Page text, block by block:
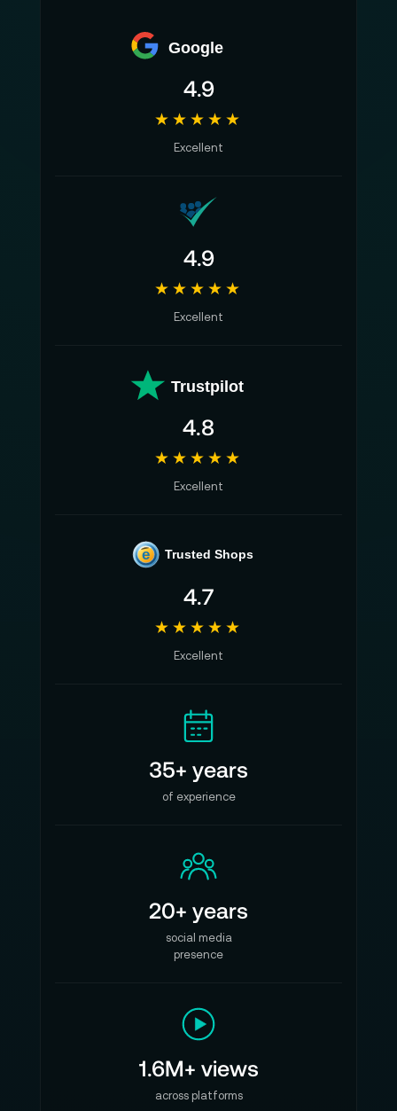
Google
4.9
★★★★★
Excellent
4.9
★★★★★
Excellent
Trustpilot
4.8
★★★★★
Excellent
e Trusted Shops
4.7
★★★★★
Excellent
35+ years
of experience
20+ years
social media
presence
1.6M+ views
across platforms